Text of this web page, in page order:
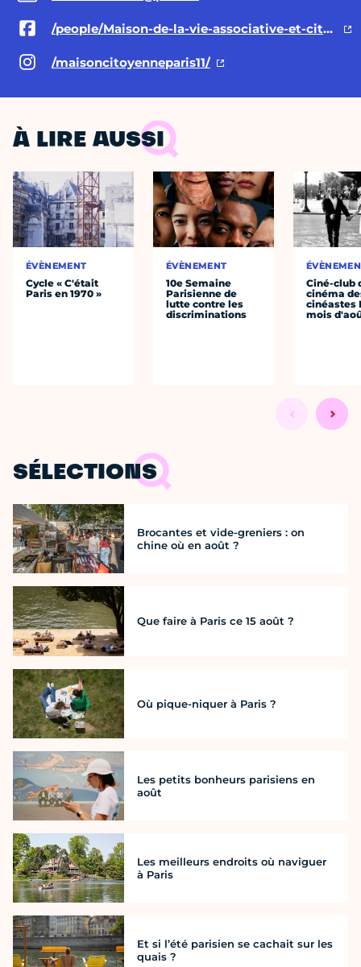
/people/Maison-de-la-vie-associative-et-citoyenne-du-11e/100088124313827/
/maisoncitoyenneparis11/
À LIRE AUSSI
ÉVÈNEMENT
Cycle « C'était
Paris en 1970 »
ÉVÈNEMENT
10e Semaine
Parisienne de
lutte contre les
discriminations
Ciné-club
cinéma
cinéastes
mois
SÉLECTIONS
Brocantes et vide-greniers : on
chine où en août ?
Que faire à Paris ce 15 août ?
Où pique-niquer à Paris ?
Les petits bonheurs parisiens en
août
Les meilleurs endroits où naviguer
à Paris
Et si l’été parisien se cachait sur les
quais ?